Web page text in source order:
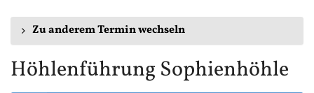
Zu anderem Termin wechseln
Höhlenführung Sophienhöhle